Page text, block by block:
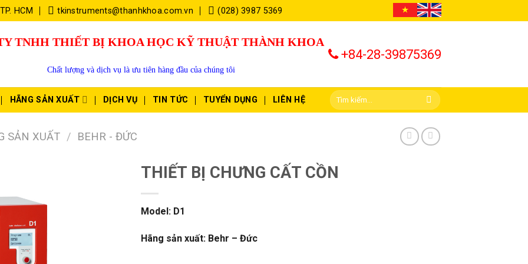
HCM tkinstruments@thanhkhoa.com.vn (028) 3987 5369
TNHH THIẾT BỊ KHOA HỌC KỸ THUẬT THÀNH KHOA
Chất lượng và dịch vụ là ưu tiên hàng đầu của chúng tôi
+84-28-39875369
HÃNG SẢN XUẤT DỊCH VỤ TIN TỨC TUYỂN DỤNG LIÊN HỆ
SẢN XUẤT / BEHR - ĐỨC
THIẾT BỊ CHƯNG CẤT CỒN
Model: D1
Hãng sản xuất: Behr – Đức